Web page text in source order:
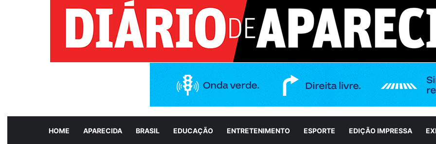
HOME APARECIDA BRASIL EDUCAÇÃO ENTRETENIMENTO ESPORTE EDIÇÃO IMPRESSA